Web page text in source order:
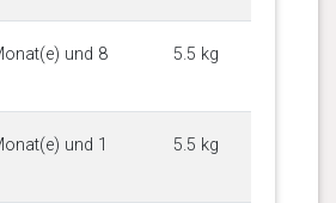
und 8
5.5 kg
und 1
5.5 kg